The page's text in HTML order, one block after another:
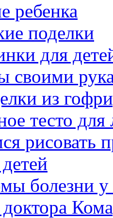
ребенка
поделки
для
своими
из
тесто для
рисовать
болезни у